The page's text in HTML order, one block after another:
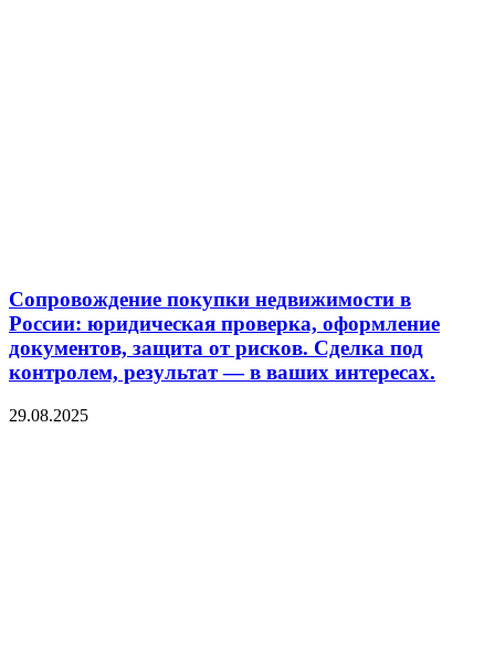
Сопровождение покупки недвижимости в
России: юридическая проверка, оформление
документов, защита от рисков. Сделка под
контролем, результат — в ваших интересах.
29.08.2025